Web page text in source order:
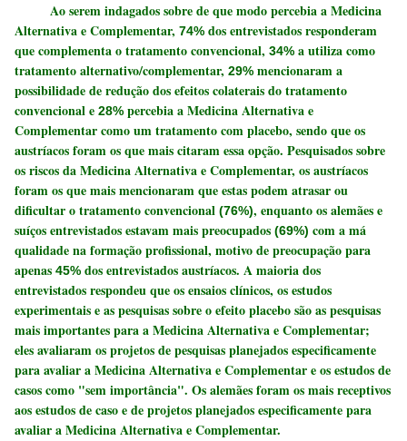
Ao serem indagados sobre de que modo percebia a Medicina
Alternativa e Complementar,74% dos entrevistados responderam
que complementa o tratamento convencional,34%a utiliza como
tratamento alternativo/complementar,29%mencionaram a
possibilidade de redução dos efeitos colaterais do tratamento
convencional e28%percebia a Medicina Alternativa e
Complementar como um tratamento com placebo, sendo que os
austríacos foram os que mais citaram essa opção. Pesquisados sobre
os riscos da Medicina Alternativa e Complementar, os austríacos
foram os que mais mencionaram que estas podem atrasar ou
dificultar o tratamento convencional(76%), enquanto os alemães e
suíços entrevistados estavam mais preocupados(69%) com a má
qualidade na formação profissional, motivo de preocupação para
apenas45%dos entrevistados austríacos. A maioria dos
entrevistados respondeu que os ensaios clínicos, os estudos
experimentais e as pesquisas sobre o efeito placebo são as pesquisas
mais importantes para a Medicina Alternativa e Complementar;
eles avaliaram os projetos de pesquisas planejados especificamente
para avaliar a Medicina Alternativa e Complementar e os estudos de
casos como "sem importância". Os alemães foram os mais receptivos
aos estudos de caso e de projetos planejados especificamente para
avaliar a Medicina Alternativa e Complementar.